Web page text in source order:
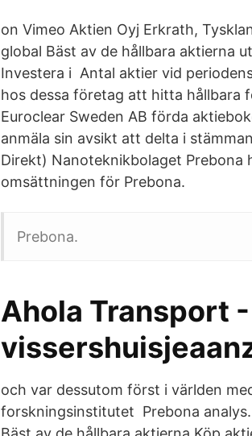
on Vimeo Aktien Oyj Erkrath,
global Bäst av de hållbara aktierna
Investera i Antal aktier vid
hos dessa företag att hitta hållbara
Euroclear Sweden AB förda
anmäla sin avsikt att delta i
Direkt) Nanoteknikbolaget Prebona
omsättningen för Prebona.
Prebona.
Ahola Transport
och var dessutom först i världen
forskningsinstitutet Prebona